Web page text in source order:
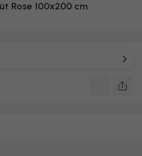
Rose 100x200 cm